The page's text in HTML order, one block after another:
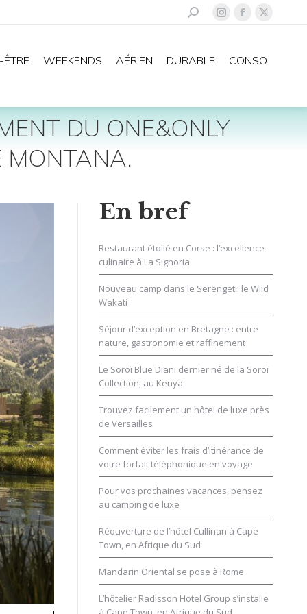
Recherche
La
Instagram
une
nouvelle
La
Facebook
une
La
X
une
ÊTRE WEEKENDS AÉRIEN DURABLE CONSO
DU ONE&ONLY
MONTANA.
En bref
Restaurant étoilé en Corse : l’excellence
culinaire à La Signoria
Nouveau camp dans le Serengeti: le Wild
Wakati
Séjour d’exception en Bretagne : entre
nature, gastronomie et raffinement
Le Soroï Blue Diani dernier né de la Soroï
Collection, au Kenya
Trouvez facilement un hôtel de luxe près
de Versailles
Comment éviter les frais d’itinérance de
votre forfait téléphonique en voyage
Pour vos prochaines vacances, pensez
au camping de luxe
Réouverture de l’hôtel Cullinan à Cape
Town, en Afrique du Sud
Mandarin Oriental se pose à Rome
L’hôtelier Radisson Hotel Group s’installe